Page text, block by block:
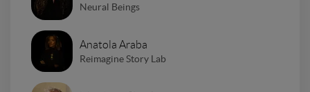
Neural Beings
Anatola Araba
Reimagine Story Lab